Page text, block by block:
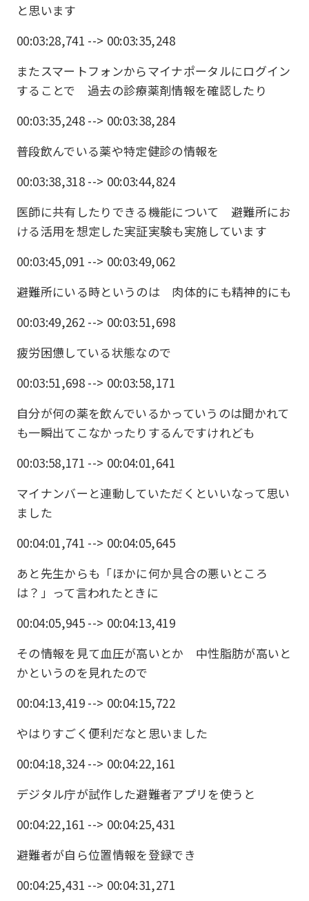
と思います
00:03:28,741 --> 00:03:35,248
またスマートフォンからマイナポータルにログイン
することで 過去の診療薬剤情報を確認したり
00:03:35,248 --> 00:03:38,284
普段飲んでいる薬や特定健診の情報を
00:03:38,318 --> 00:03:44,824
医師に共有したりできる機能について 避難所にお
ける活用を想定した実証実験も実施しています
00:03:45,091 --> 00:03:49,062
避難所にいる時というのは 肉体的にも精神的にも
00:03:49,262 --> 00:03:51,698
疲労困憊している状態なので
00:03:51,698 --> 00:03:58,171
自分が何の薬を飲んでいるかっていうのは聞かれて
も一瞬出てこなかったりするんですけれども
00:03:58,171 --> 00:04:01,641
マイナンバーと連動していただくといいなって思い
ました
00:04:01,741 --> 00:04:05,645
あと先生からも「ほかに何か具合の悪いところ
は？」って言われたときに
00:04:05,945 --> 00:04:13,419
その情報を見て血圧が高いとか 中性脂肪が高いと
かというのを見れたので
00:04:13,419 --> 00:04:15,722
やはりすごく便利だなと思いました
00:04:18,324 --> 00:04:22,161
デジタル庁が試作した避難者アプリを使うと
00:04:22,161 --> 00:04:25,431
避難者が自ら位置情報を登録でき
00:04:25,431 --> 00:04:31,271